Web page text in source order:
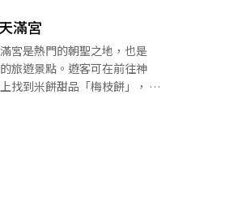
滿宮
宮是熱門的朝聖之地，也是
旅遊景點。遊客可在前往神
找到米餅甜品「梅枝餅」，